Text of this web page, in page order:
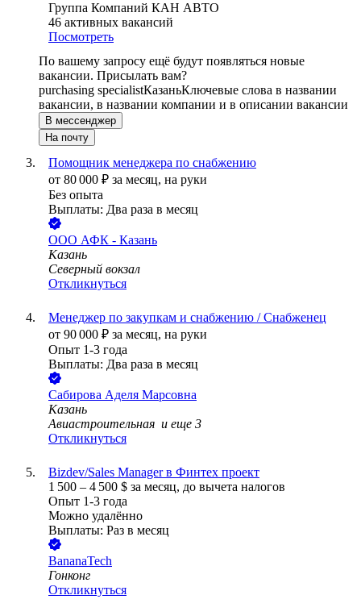
Группа Компаний КАН АВТО
46 активных вакансий
Посмотреть
По вашему запросу ещё будут появляться новые
вакансии. Присылать вам?
purchasing specialistКазаньКлючевые слова в названии
вакансии, в названии компании и в описании вакансии
В мессенджер
На почту
Помощник менеджера по снабжению
от 80 000 ₽ за месяц, на руки
Без опыта
Выплаты: Два раза в месяц
ООО АФК - Казань
Казань
Северный вокзал
Откликнуться
Менеджер по закупкам и снабжению / Снабженец
от 90 000 ₽ за месяц, на руки
Опыт 1-3 года
Выплаты: Два раза в месяц
Сабирова Аделя Марсовна
Казань
Авиастроительная и еще 3
Откликнуться
Bizdev/Sales Manager в Финтех проект
1 500 – 4 500 $ за месяц, до вычета налогов
Опыт 1-3 года
Можно удалённо
Выплаты: Раз в месяц
BananaTech
Гонконг
Откликнуться